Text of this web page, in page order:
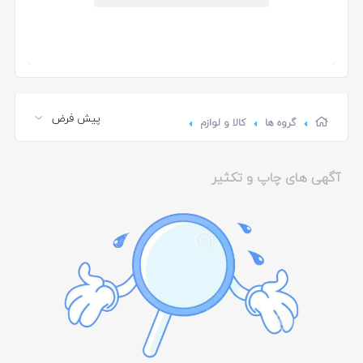
گروه ها کالا و لوازم
آگهی های چاپ و تکثیر